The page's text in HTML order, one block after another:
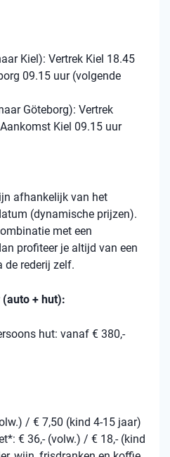
Kiel): Vertrek Kiel 18.45
09.15 uur (volgende
Göteborg): Vertrek
Kiel 09.15 uur
afhankelijk van het
(dynamische prijzen).
met een
profiteer je altijd van een
de rederij zelf.
+ hut):
hut: vanaf € 380,-
/ € 7,50 (kind 4-15 jaar)
€ 36,- (volw.) / € 18,- (kind